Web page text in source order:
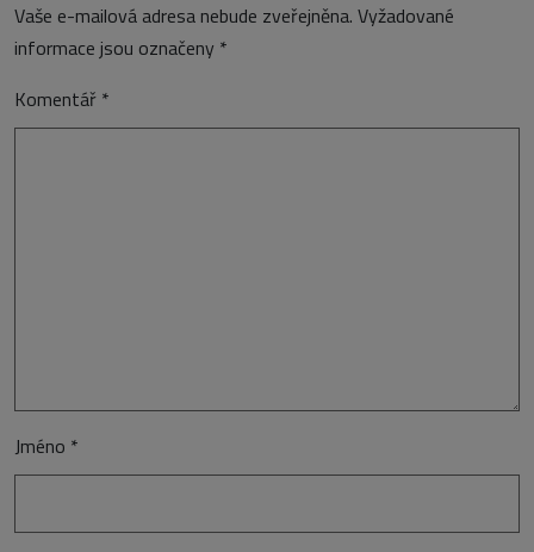
Vaše e-mailová adresa nebude zveřejněna. Vyžadované
informace jsou označeny *
Komentář *
Jméno *